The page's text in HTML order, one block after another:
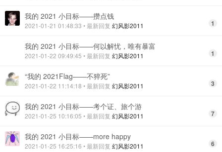
我的 2021 小目标——攒点钱
2021-01-21 01:48:33 • 最新回复 幻风影2011 1
我的 2021 小目标——何以解忧，唯有暴富
2021-01-22 09:49:45 • 最新回复 幻风影2011 1
“我的 2021Flag——不猝死”
2021-01-22 11:14:18 • 最新回复 幻风影2011 3
我的 2021 小目标——考个证、旅个游
2021-01-25 10:16:05 • 最新回复 幻风影2011 7
我的 2021 小目标——more happy
2021-01-25 16:25:16 • 最新回复 幻风影2011 6